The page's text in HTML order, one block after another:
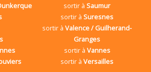
sortir àSaumur
sortir àSuresnes
sortir àValence / Guilherand-
Granges
sortir à Vannes
sortir àVersailles